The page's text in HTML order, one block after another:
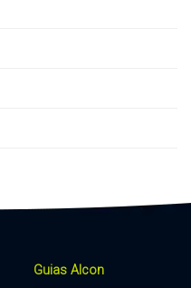
Guias Alcon